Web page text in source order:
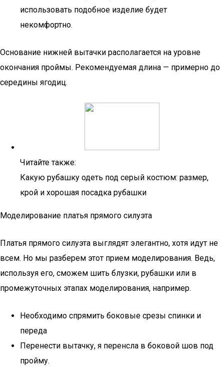
использовать подобное изделие будет
некомфортно.
Основание нижней вытачки располагается на уровне
окончания проймы. Рекомендуемая длина — примерно до
середины ягодиц.
Читайте также:
Какую рубашку одеть под серый костюм: размер,
крой и хорошая посадка рубашки
Моделирование платья прямого силуэта
Платья прямого силуэта выглядят элегантно, хотя идут не
всем. Но мы разберем этот прием моделирования. Ведь,
используя его, сможем шить блузки, рубашки или в
промежуточных этапах моделирования, например.
Необходимо спрямить боковые срезы спинки и
переда
Перенести вытачку, я перенсла в боковой шов под
пройму.